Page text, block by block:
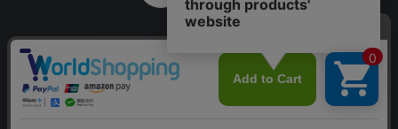
ほど良い光沢感が上品
レーヨン特有のなめらかさとのほど良い光沢感で、シンプルなシ
ルエットながらもカジュアル過ぎず、コーデがキレイめな印象
©2020 Apparel Ai All Rights reserved.